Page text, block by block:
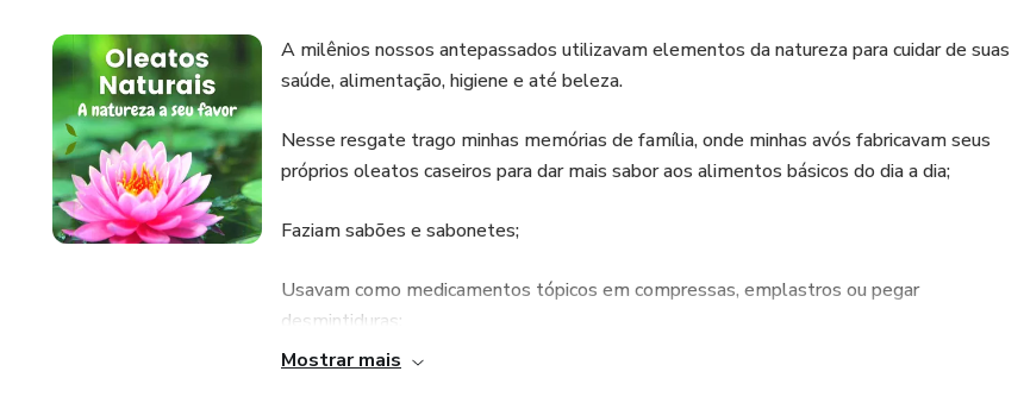
A milênios nossos antepassados utilizavam elementos da natureza para cuidar de suas
saúde, alimentação, higiene e até beleza.
Nesse resgate trago minhas memórias de família, onde minhas avós fabricavam seus
próprios oleatos caseiros para dar mais sabor aos alimentos básicos do dia a dia;
Faziam sabões e sabonetes;
Usavam como medicamentos tópicos em compressas, emplastros ou pegar
desmintiduras;
Mostrar mais